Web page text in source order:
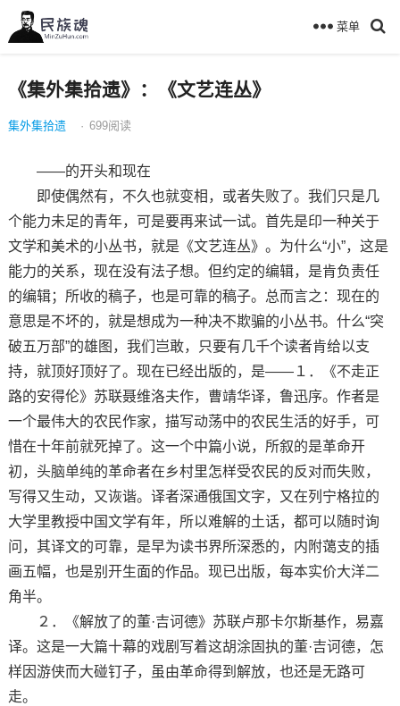
菜单
《集外集拾遗》：《文艺连丛》
集外集拾遗 · 699阅读
——的开头和现在
即使偶然有，不久也就变相，或者失败了。我们只是几
个能力未足的青年，可是要再来试一试。首先是印一种关于
文学和美术的小丛书，就是《文艺连丛》。为什么“小”，这是
能力的关系，现在没有法子想。但约定的编辑，是肯负责任
的编辑；所收的稿子，也是可靠的稿子。总而言之：现在的
意思是不坏的，就是想成为一种决不欺骗的小丛书。什么“突
破五万部”的雄图，我们岂敢，只要有几千个读者肯给以支
持，就顶好顶好了。现在已经出版的，是——１．《不走正
路的安得伦》苏联聂维洛夫作，曹靖华译，鲁迅序。作者是
一个最伟大的农民作家，描写动荡中的农民生活的好手，可
惜在十年前就死掉了。这一个中篇小说，所叙的是革命开
初，头脑单纯的革命者在乡村里怎样受农民的反对而失败，
写得又生动，又诙谐。译者深通俄国文字，又在列宁格拉的
大学里教授中国文学有年，所以难解的土话，都可以随时询
问，其译文的可靠，是早为读书界所深悉的，内附蔼支的插
画五幅，也是别开生面的作品。现已出版，每本实价大洋二
角半。
２．《解放了的董·吉诃德》苏联卢那卡尔斯基作，易嘉
译。这是一大篇十幕的戏剧写着这胡涂固执的董·吉诃德，怎
样因游侠而大碰钉子，虽由革命得到解放，也还是无路可
走。